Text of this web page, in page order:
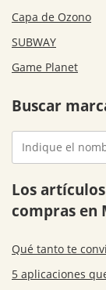
Capa de Ozono
SUBWAY
Game Planet
Buscar
Los
compras en
Qué tanto te
5 aplicaciones